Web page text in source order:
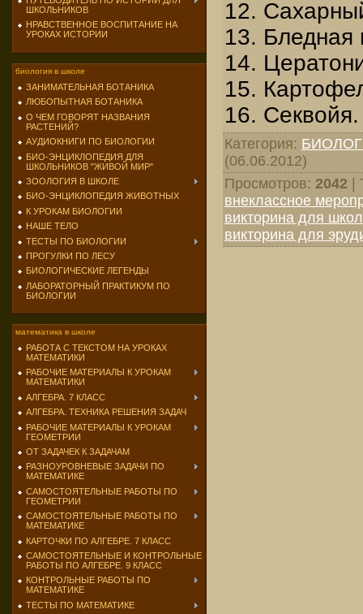
ШКОЛЬНИКОВ
НРАВСТВЕННОЕ ВОСПИТАНИЕ НА
УРОКАХ ИСТОРИИ
биология в школе
ЗАНИМАТЕЛЬНАЯ БОТАНИКА
ЛЮБОПЫТНАЯ БОТАНИКА
О ЧЕМ ГОВОРЯТ НАЗВАНИЯ
РАСТЕНИЙ?
АУДИОКНИГИ ПО БИОЛОГИИ
БИО-ЭНЦИКЛОПЕДИЯ ДЛЯ
ШКОЛЬНИКОВ "ЖИВОЙ МИР"
ЗООЛОГИЯ В ШКОЛЕ
БИО-ЭНЦИКЛОПЕДИЯ ЖИВОТНЫХ
К УРОКАМ БИОЛОГИИ
НАШЕ ТЕЛО
ТЕСТЫ ПО БИОЛОГИИ
ПРОГУЛКИ ПО ЛЕСУ
БИОЛОГИЧЕСКИЕ ЛЕГЕНДЫ
ЛАБОРАТОРНЫЙ ПРАКТИКУМ ПО
БИОЛОГИИ
математика в школе
РАБОТА С ТЕКСТОМ НА УРОКАХ
МАТЕМАТИКИ
РАБОЧИЕ МАТЕРИАЛЫ К УРОКАМ
МАТЕМАТИКИ
АЛГЕБРА. 7 КЛАСС
АЛГЕБРА. ТЕХНИКА РЕШЕНИЯ ЗАДАЧ
РАБОЧИЕ МАТЕРИАЛЫ К УРОКАМ
ГЕОМЕТРИИ
ОТ ЗАДАЧЕК К ЗАДАЧАМ
РАЗНОУРОВНЕВЫЕ ЗАДАЧИ ПО
МАТЕМАТИКЕ
САМОСТОЯТЕЛЬНЫЕ РАБОТЫ ПО
ГЕОМЕТРИИ
САМОСТОЯТЕЛЬНЫЕ РАБОТЫ ПО
МАТЕМАТИКЕ
КАРТОЧКИ ПО АЛГЕБРЕ. 7 КЛАСС
САМОСТОЯТЕЛЬНЫЕ И КОНТРОЛЬНЫЕ
РАБОТЫ ПО АЛГЕБРЕ. 9 КЛАСС
КОНТРОЛЬНЫЕ РАБОТЫ ПО
МАТЕМАТИКЕ
ТЕСТЫ ПО МАТЕМАТИКЕ
12.
13. Бледная
14.
15.
16. Секвойя.
Категория:
(06.06.2012)
Просмотров: 2042 |
внеклассное
викторина для
викторина для